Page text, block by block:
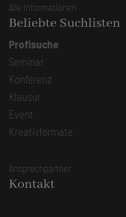
Alle Informationen
Beliebte Suchlisten
Profisuche
Seminar
Konferenz
Klausur
Event
Kreativformate
Ansprechpartner
Kontakt